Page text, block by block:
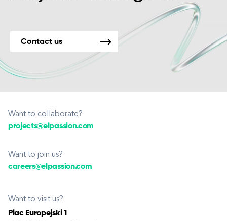
Contact us
Want to collaborate?
projects@elpassion.com
Want to join us?
careers@elpassion.com
Want to visit us?
Plac Europejski 1